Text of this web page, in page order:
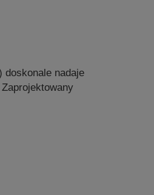
doskonale nadaje